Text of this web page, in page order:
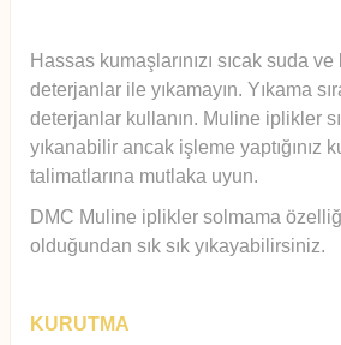
Hassas kumaşlarınızı sıcak suda
deterjanlar ile yıkamayın. Yıkama
deterjanlar kullanın. Muline iplikler
yıkanabilir ancak işleme yaptığınız
talimatlarına mutlaka uyun.
DMC Muline iplikler solmama
olduğundan sık sık yıkayabilirsiniz.
KURUTMA